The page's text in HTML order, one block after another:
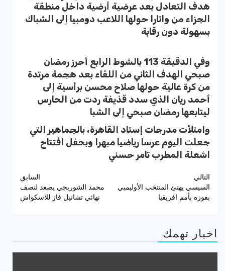
هدف التعادل بعد عرضية أرضية داخل منطقة
الجزاء من واتارا حولها اللاعب دومبيا إلى الشباك
بسهولة دون رقابة
وفي الدقيقة 113 بالشوط الرابع أحرز رمضان
صبحي الهدف الثاني من اللقاء بعد هجمة مرتدة
من كرة عالية حولها صلاح محسن برأسية إلى
أحمد ريان الذي سدد قذيفة ردت من الحارس
ليتابعها رمضان صبحي إلى الشبا
وامتلأت مدرجات إستاد القاهرة، بالجماهير التي
جعلت اليوم عرسا رياضيا مبهرا وبحفل افتتاح
اشعلة المطرب تامر حسني
تصفّح
المقالات
السابق
محمد الشوربجي يصعد لنصف
نهائي تشانيل فاز للاسكواش
التالي
السيسي يهنئ المنتخب الأوليمبي
بفوزه بأمم افريقيا
اخبار تهمك